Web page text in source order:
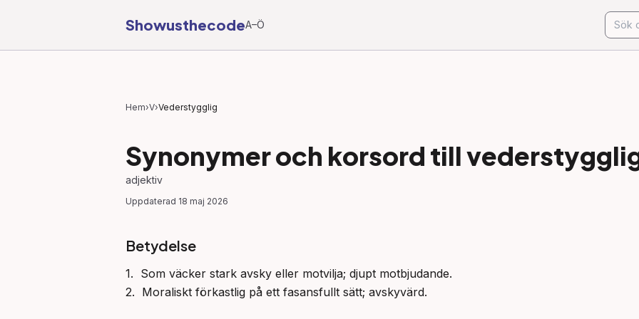
ShowusthecodeA–Ö
Hem›V›Vederstygglig
Synonymer och korsord till
adjektiv
Uppdaterad 18 maj 2026
Betydelse
1.  Som väcker stark avsky eller motvilja; djupt motbjudande.
2.  Moraliskt förkastlig på ett fasansfullt sätt; avskyvärd.